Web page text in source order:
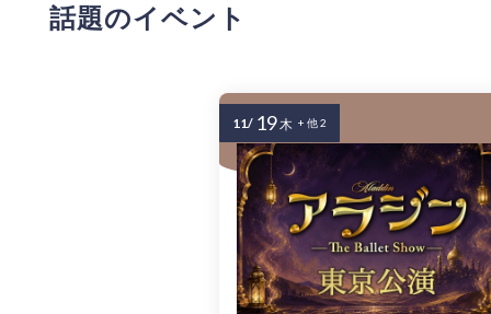
話題のイベント
11/ 19木 + 他 2